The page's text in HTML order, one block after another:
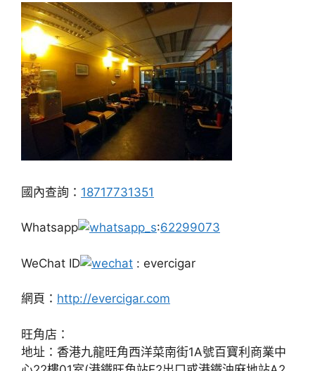
國內查詢： 18717731351
Whatsapp :62299073
WeChat ID : evercigar
網頁： http://evercigar.com
旺角店：
地址：香港九龍旺角西洋菜南街1A號百寶利商業中